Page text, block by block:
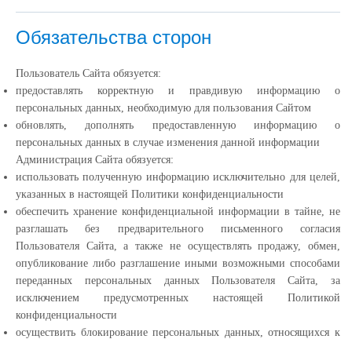
Обязательства сторон
Пользователь Сайта обязуется:
предоставлять корректную и правдивую информацию о
персональных данных, необходимую для пользования Сайтом
обновлять, дополнять предоставленную информацию о
персональных данных в случае изменения данной информации
Администрация Сайта обязуется:
использовать полученную информацию исключительно для целей,
указанных в настоящей Политики конфиденциальности
обеспечить хранение конфиденциальной информации в тайне, не
разглашать без предварительного письменного согласия
Пользователя Сайта, а также не осуществлять продажу, обмен,
опубликование либо разглашение иными возможными способами
переданных персональных данных Пользователя Сайта, за
исключением предусмотренных настоящей Политикой
конфиденциальности
осуществить блокирование персональных данных, относящихся к